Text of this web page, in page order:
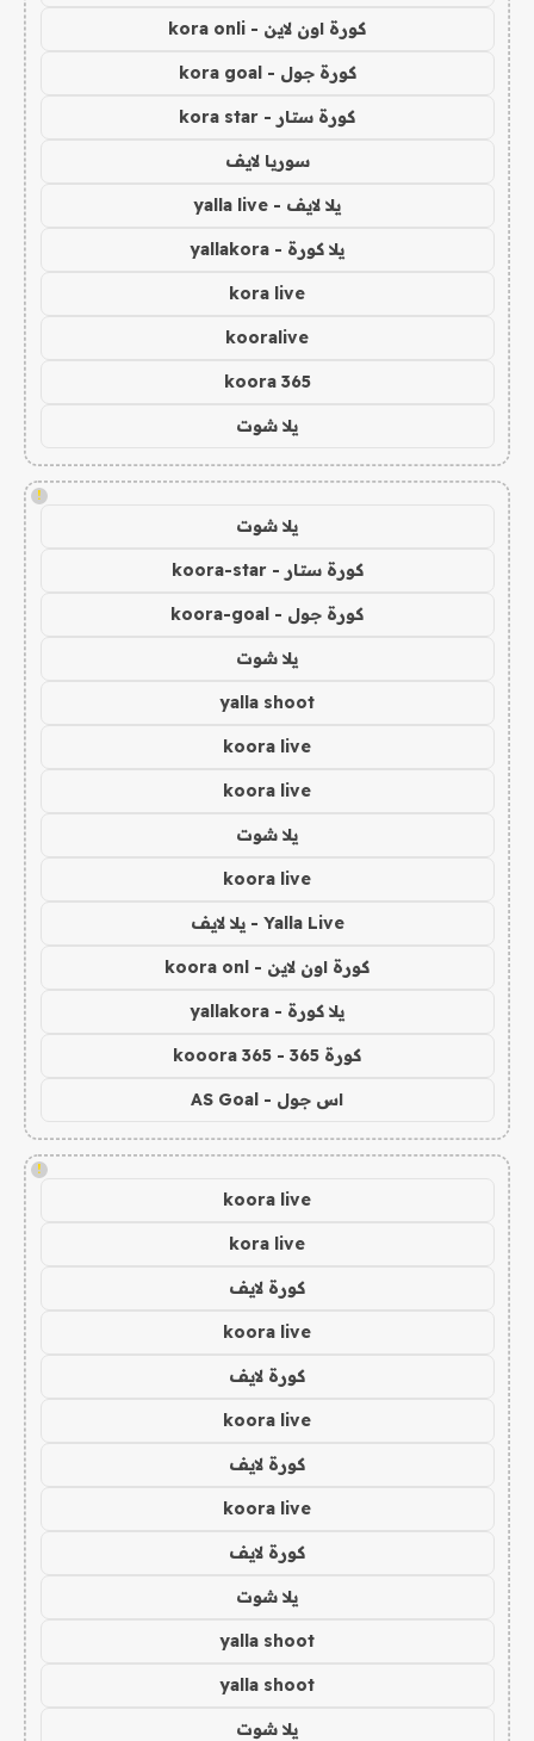
كورة اون لاين - kora onli
كورة جول - kora goal
كورة ستار - kora star
سوريا لايف
يلا لايف - yalla live
يلا كورة - yallakora
kora live
kooralive
koora 365
يلا شوت
!
يلا شوت
كورة ستار - koora-star
كورة جول - koora-goal
يلا شوت
yalla shoot
koora live
koora live
يلا شوت
koora live
Yalla Live - يلا لايف
كورة اون لاين - koora onl
يلا كورة - yallakora
كورة 365 - kooora 365
اس جول - AS Goal
!
koora live
kora live
كورة لايف
koora live
كورة لايف
koora live
كورة لايف
koora live
كورة لايف
يلا شوت
yalla shoot
yalla shoot
يلا شوت